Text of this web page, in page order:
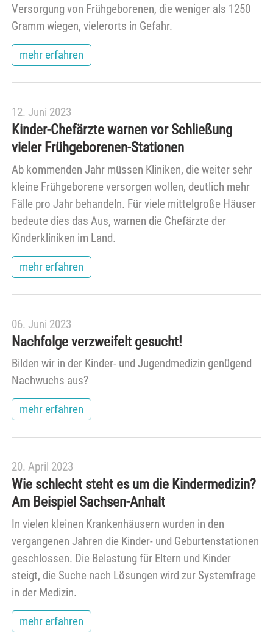
Versorgung von Frühgeborenen, die weniger als 1250
Gramm wiegen, vielerorts in Gefahr.
mehr erfahren
12. Juni 2023
Kinder-Chefärzte warnen vor Schließung
vieler Frühgeborenen-Stationen
Ab kommenden Jahr müssen Kliniken, die weiter sehr
kleine Frühgeborene versorgen wollen, deutlich mehr
Fälle pro Jahr behandeln. Für viele mittelgroße Häuser
bedeute dies das Aus, warnen die Chefärzte der
Kinderkliniken im Land.
mehr erfahren
06. Juni 2023
Nachfolge verzweifelt gesucht!
Bilden wir in der Kinder- und Jugendmedizin genügend
Nachwuchs aus?
mehr erfahren
20. April 2023
Wie schlecht steht es um die Kindermedizin?
Am Beispiel Sachsen-Anhalt
In vielen kleinen Krankenhäusern wurden in den
vergangenen Jahren die Kinder- und Geburtenstationen
geschlossen. Die Belastung für Eltern und Kinder
steigt, die Suche nach Lösungen wird zur Systemfrage
in der Medizin.
mehr erfahren